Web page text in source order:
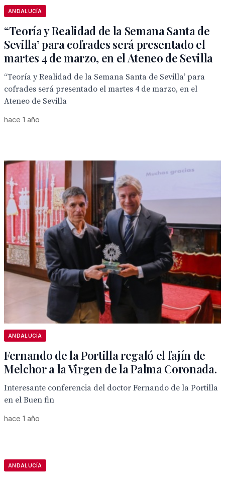
ANDALUCÍA
“Teoría y Realidad de la Semana Santa de
Sevilla’ para cofrades será presentado el
martes 4 de marzo, en el Ateneo de Sevilla
“Teoría y Realidad de la Semana Santa de Sevilla’ para
cofrades será presentado el martes 4 de marzo, en el
Ateneo de Sevilla
hace 1 año
ANDALUCÍA
Fernando de la Portilla regaló el fajín de
Melchor a la Virgen de la Palma Coronada.
Interesante conferencia del doctor Fernando de la Portilla
en el Buen fin
hace 1 año
ANDALUCÍA